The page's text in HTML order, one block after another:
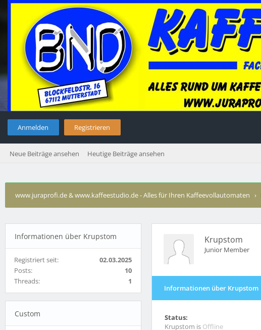
Anmelden Registrieren
Neue Beiträge ansehen Heutige Beiträge ansehen
www.juraprofi.de & www.kaffeestudio.de - Alles für Ihren Kaffeevollautomaten ›
Informationen über Krupstom
Registriert seit:
02.03.2025
Posts:
10
Threads:
1
Custom
Krupstom
Junior Member
Informationen über Krupstom
Status:
Krupstom is Offline